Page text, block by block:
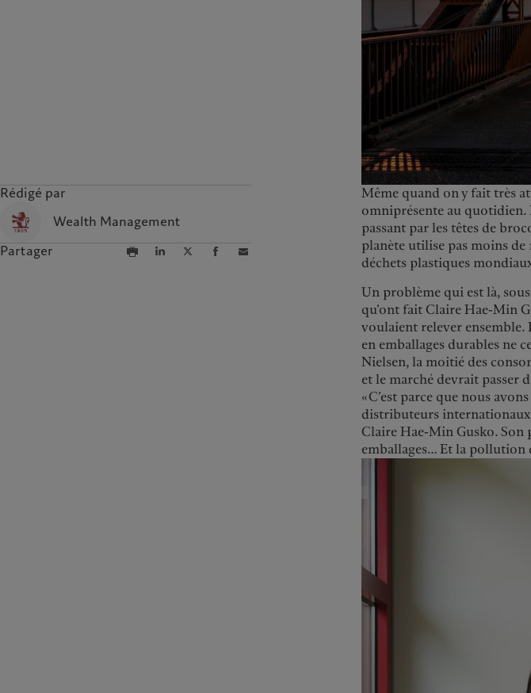
Rédigé par
Wealth Management
Partager
Même quand on y fait très
omniprésente au quotidien.
passant par les têtes de
planète utilise pas moins de
déchets plastiques
Un problème qui est là,
qu’ont fait Claire Hae-Min
voulaient relever ensemble.
en emballages durables ne
Nielsen, la moitié des
et le marché devrait passer
«C’est parce que nous
distributeurs
Claire Hae-Min Gusko. Son
emballages… Et la pollution